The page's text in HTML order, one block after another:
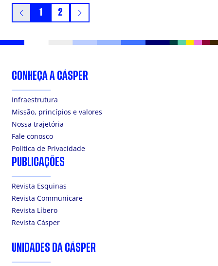
1 2
CONHEÇA A CÁSPER
Infraestrutura
Missão, princípios e valores
Nossa trajetória
Fale conosco
Politica de Privacidade
PUBLICAÇÕES
Revista Esquinas
Revista Communicare
Revista Líbero
Revista Cásper
UNIDADES DA CÁSPER